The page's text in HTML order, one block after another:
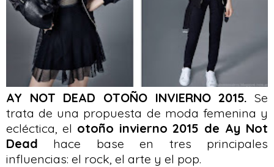
AY NOT DEAD OTOÑO INVIERNO 2015. Se
trata de una propuesta de moda femenina y
ecléctica, el otoño invierno 2015 de Ay Not
Dead hace base en tres principales
influencias: el rock, el arte y el pop.